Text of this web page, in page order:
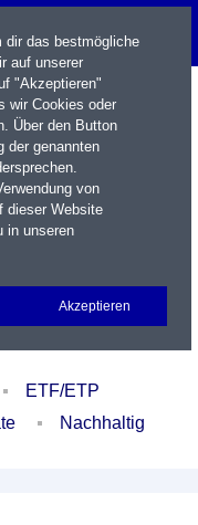
Login
ETF/ETP
Nachhaltig
dir das bestmögliche
auf unserer
"Akzeptieren"
wir Cookies oder
Über den Button
der genannten
von
dieser Website
in unseren
Akzeptieren